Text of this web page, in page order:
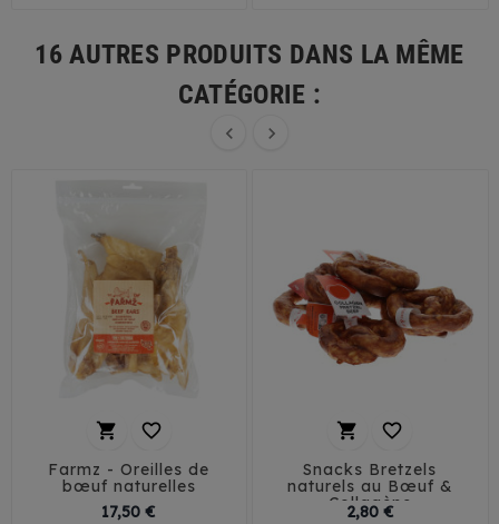
16 AUTRES PRODUITS DANS LA MÊME
CATÉGORIE :
 
 
Farmz - Oreilles de
bœuf naturelles
17,50 €
 
Snacks Bretzels
naturels au Bœuf &
Collagène
2,80 €Prix